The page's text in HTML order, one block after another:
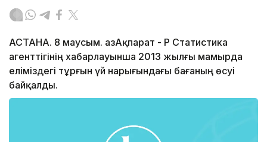
АСТАНА. 8 маусым. ҚазАқпарат - ҚР Статистика
агенттігінің хабарлауынша 2013 жылғы мамырда
еліміздегі тұрғын үй нарығындағы бағаның өсуі
байқалды.